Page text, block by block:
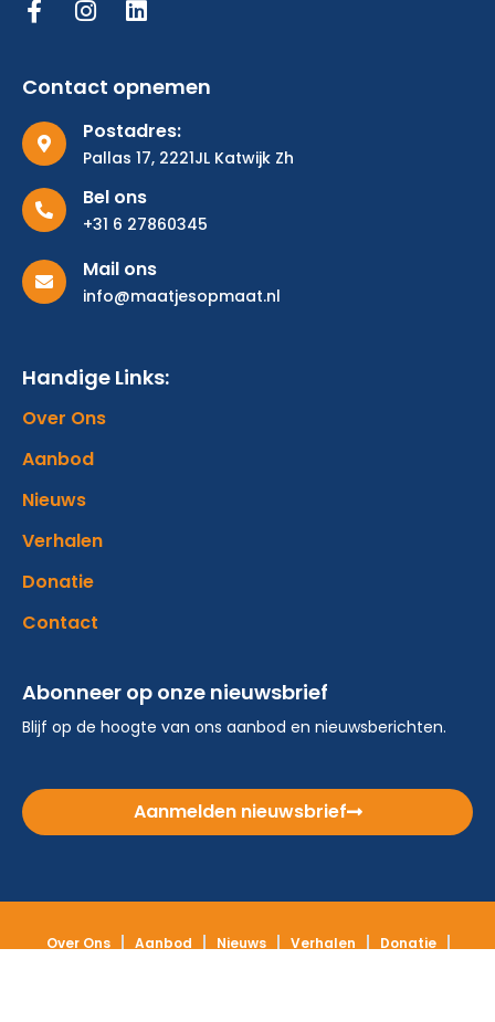
Contact opnemen
Postadres:
Pallas 17, 2221JL Katwijk Zh
Bel ons
+31 6 27860345
Mail ons
info@maatjesopmaat.nl
Handige Links:
Over Ons
Aanbod
Nieuws
Verhalen
Donatie
Contact
Abonneer op onze nieuwsbrief
Blijf op de hoogte van ons aanbod en nieuwsberichten.
Aanmelden nieuwsbrief
Over Ons Aanbod Nieuws Verhalen
Donatie